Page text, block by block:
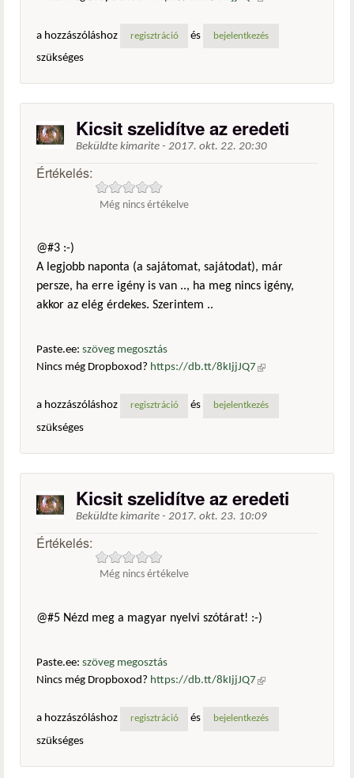
a hozzászóláshoz
regisztráció és bejelentkezés
szükséges
Kicsit szelidítve az eredeti
Beküldte kimarite - 2017. okt. 22. 20:30
Értékelés:
Még nincs értékelve
@#3 :-)
A legjobb naponta (a sajátomat, sajátodat), már
persze, ha erre igény is van .., ha meg nincs igény,
akkor az elég érdekes. Szerintem ..
Paste.ee: szöveg megosztás
Nincs még Dropboxod? https://db.tt/8kIjjJQ7 (külső
a hozzászóláshoz
regisztráció és bejelentkezés
szükséges
Kicsit szelidítve az eredeti
Beküldte kimarite - 2017. okt. 23. 10:09
Értékelés:
Még nincs értékelve
@#5 Nézd meg a magyar nyelvi szótárat! :-)
Paste.ee: szöveg megosztás
Nincs még Dropboxod? https://db.tt/8kIjjJQ7 (külső
a hozzászóláshoz
regisztráció és bejelentkezés
szükséges